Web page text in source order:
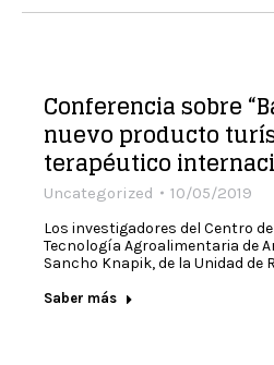
Conferencia sobre
nuevo producto
terapéutico
Uncategorized 10/05/2019
Los investigadores del Centro
Tecnología Agroalimentaria de
Sancho Knapik, de la Unidad de
Saber más